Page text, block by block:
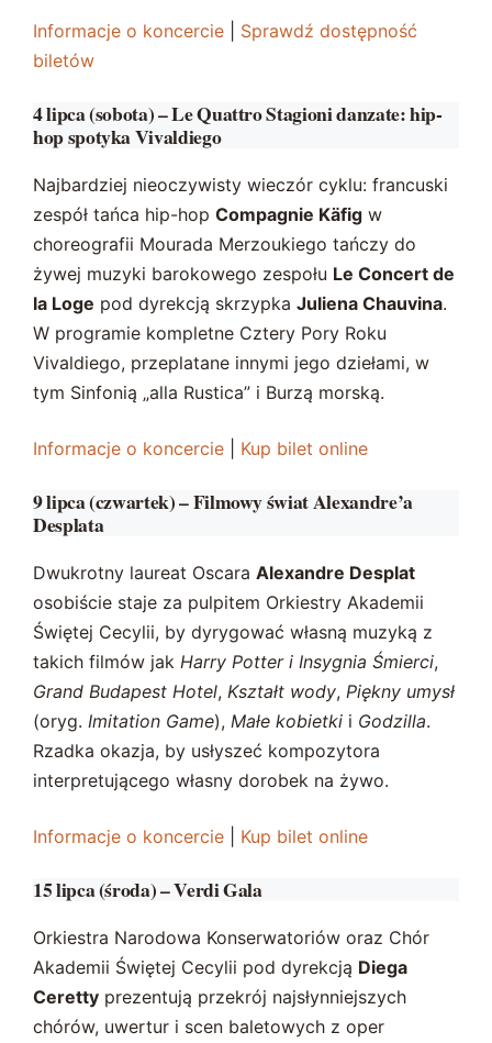
Informacje o koncercie
Sprawdź dostępność
biletów
4 lipca (sobota) – Le Quattro Stagioni danzate: hip-
hop spotyka Vivaldiego
Najbardziej nieoczywisty wieczór cyklu: francuski
zespół tańca hip-hop Compagnie Käfig w
choreografii Mourada Merzoukiego tańczy do
żywej muzyki barokowego zespołu Le Concert de
la Loge pod dyrekcją skrzypka Juliena Chauvina.
W programie kompletne Cztery Pory Roku
Vivaldiego, przeplatane innymi jego dziełami, w
tym Sinfonią „alla Rustica” i Burzą morską.
Informacje o koncercie Kup bilet online
9 lipca (czwartek) – Filmowy świat Alexandre’a
Desplata
Dwukrotny laureat Oscara Alexandre Desplat
osobiście staje za pulpitem Orkiestry Akademii
Świętej Cecylii, by dyrygować własną muzyką z
takich filmów jak Harry Potter i Insygnia Śmierci,
Grand Budapest Hotel, Kształt wody, Piękny umysł
(oryg. Imitation Game), Małe kobietki i Godzilla.
Rzadka okazja, by usłyszeć kompozytora
interpretującego własny dorobek na żywo.
Informacje o koncercie Kup bilet online
15 lipca (środa) – Verdi Gala
Orkiestra Narodowa Konserwatoriów oraz Chór
Akademii Świętej Cecylii pod dyrekcją Diega
Ceretty prezentują przekrój najsłynniejszych
chórów, uwertur i scen baletowych z oper